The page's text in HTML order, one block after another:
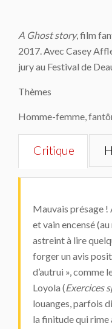
A Ghost story, film
2017. Avec Casey
jury au Festival de
Thèmes
Homme-femme,
Critique
Mauvais présage
et vain encensé
astreint à lire
forger un avis
d’autrui », comme
Loyola (Exercices
louanges, parfois
la finitude qui rime